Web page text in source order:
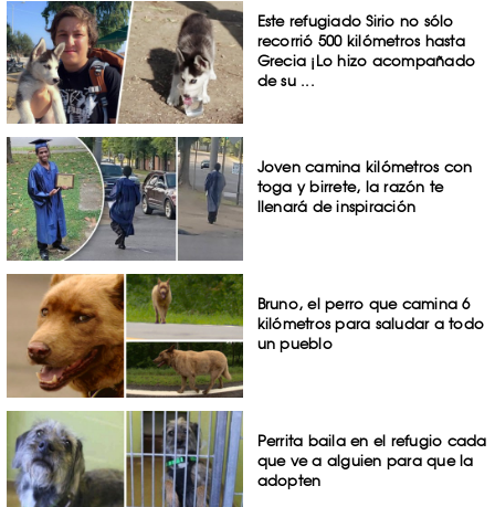
Este refugiado Sirio no sólo
recorrió 500 kilómetros hasta
Grecia ¡Lo hizo acompañado
de su ...
Joven camina kilómetros con
toga y birrete, la razón te
llenará de inspiración
Bruno, el perro que camina 6
kilómetros para saludar a todo
un pueblo
Perrita baila en el refugio cada
que ve a alguien para que la
adopten